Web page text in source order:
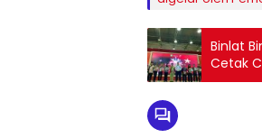
Binlat
Cetak